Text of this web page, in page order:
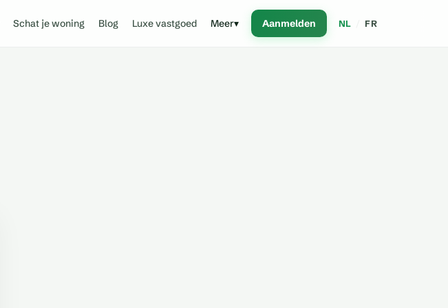
Schat je woning Blog Luxe vastgoed Meer▾ Aanmelden NL FR